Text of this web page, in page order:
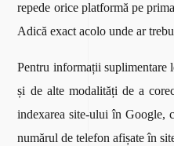
repede orice platformă pe
Adică exact acolo unde ar
Pentru informații suplimentare
și de alte modalități de a
indexarea site-ului în Google,
numărul de telefon afișate în